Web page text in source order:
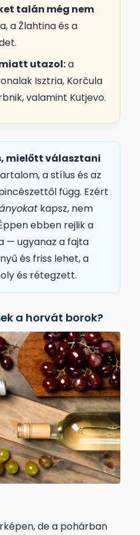
talán még nem
a Žlahtina és a
utazol:a
Isztria, Korčula
valamint Kutjevo.
mielőtt választani
a stílus és az
függ. Ezért
kapsz, nem
ebben rejlik a
— ugyanaz a fajta
és friss lehet, a
és rétegzett.
a horvát borok?
de a pohárban